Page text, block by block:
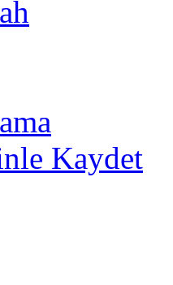
Kaydet